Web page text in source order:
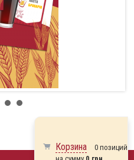
Корзина
0 позиций